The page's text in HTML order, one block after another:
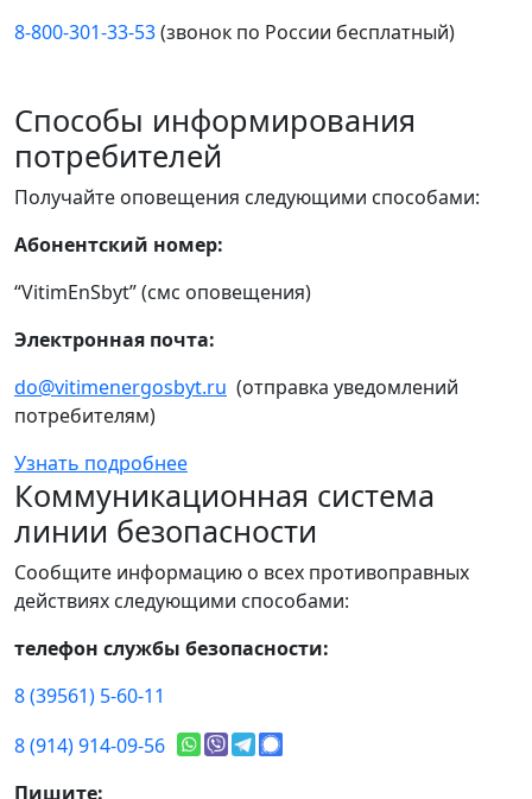
8-800-301-33-53(звонок по России бесплатный)
Способы информирования
потребителей
Получайте оповещения следующими способами:
Абонентский номер:
“VitimEnSbyt” (смс оповещения)
Электронная почта:
do@vitimenergosbyt.ru (отправка уведомлений
потребителям)
Узнать подробнее
Коммуникационная система
линии безопасности
Сообщите информацию о всех противоправных
действиях следующими способами:
телефон службы безопасности:
8 (39561) 5-60-11
8 (914) 914-09-56
Пишите: